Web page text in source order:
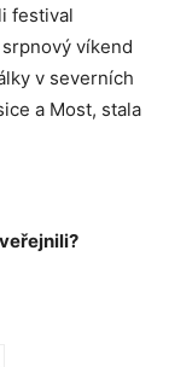
festival
víkend
v severních
a Most, stala